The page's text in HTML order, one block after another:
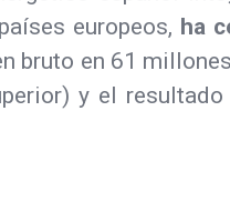
europeos, ha
bruto en 61
y el